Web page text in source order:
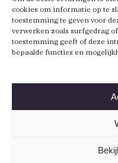
cookies om informatie op te
toestemming te geven voor
verwerken zoals surfgedrag
toestemming geeft of deze
bepaalde functies en